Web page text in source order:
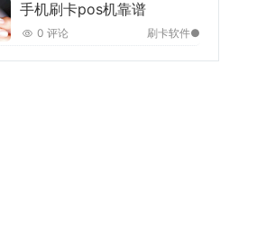
手机刷卡pos机靠谱
0 评论 刷卡软件●